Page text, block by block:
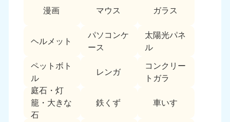
漫画 マウス ガラス
ヘルメット
パソコンケ
ース
太陽光パネ
ル
ペットボト
ル
レンガ
コンクリー
トガラ
庭石・灯
籠・大きな
石
鉄くず 車いす
9:00〜19:00 年中無休 9:00〜19:00 年中無休
050-1881-5248
中国
岡山県
050-1881-5146
山口県
050-1880-9900